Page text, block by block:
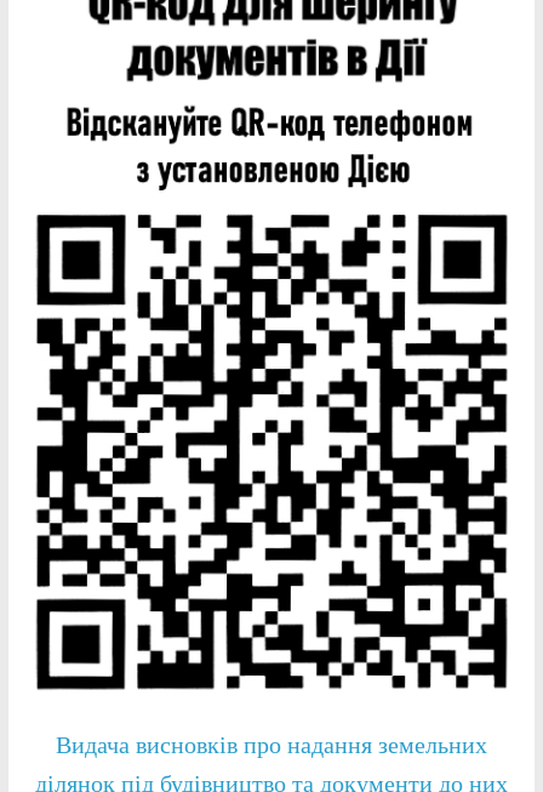
Видача висновків про надання земельних
ділянок під будівництво та документи до них